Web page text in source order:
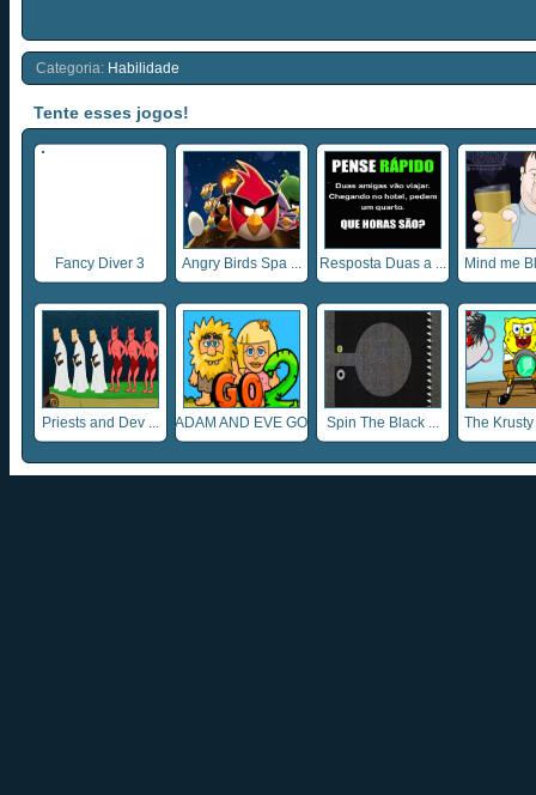
Categoria: Habilidade
Tente esses jogos!
Fancy Diver 3 Angry Birds Spa ... Resposta Duas a ... Mind me
Priests and Dev ...
ADAM AND EVE GO
...
Spin The Black ... The